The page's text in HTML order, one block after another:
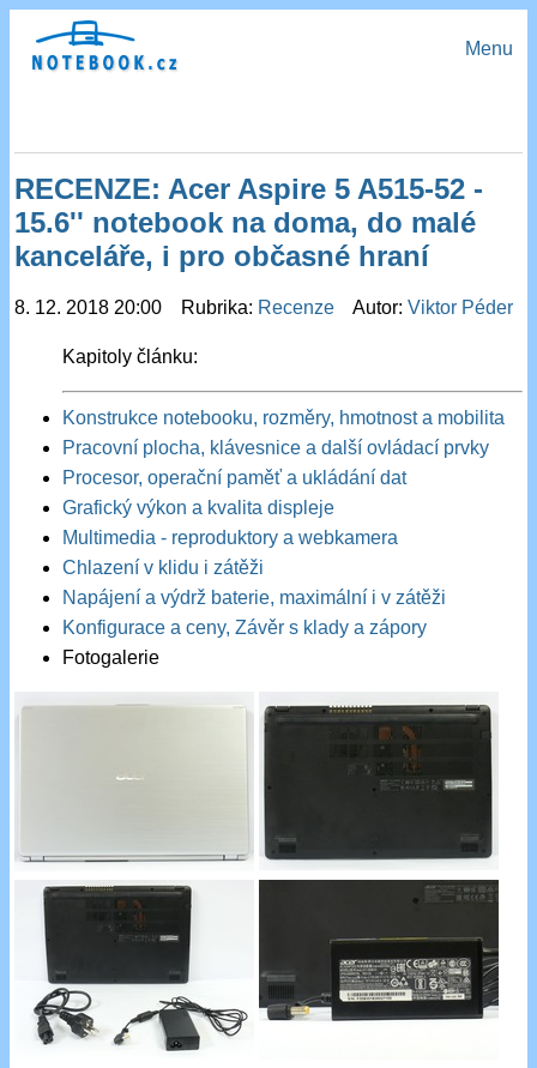
Menu
RECENZE: Acer Aspire 5 A515-52 -
15.6'' notebook na doma, do malé
kanceláře, i pro občasné hraní
8. 12. 2018 20:00 Rubrika: Recenze Autor:Viktor Péder
Kapitoly článku:
Konstrukce notebooku, rozměry, hmotnost a mobilita
Pracovní plocha, klávesnice a další ovládací prvky
Procesor, operační paměť a ukládání dat
Grafický výkon a kvalita displeje
Multimedia - reproduktory a webkamera
Chlazení v klidu i zátěži
Napájení a výdrž baterie, maximální i v zátěži
Konfigurace a ceny, Závěr s klady a zápory
Fotogalerie